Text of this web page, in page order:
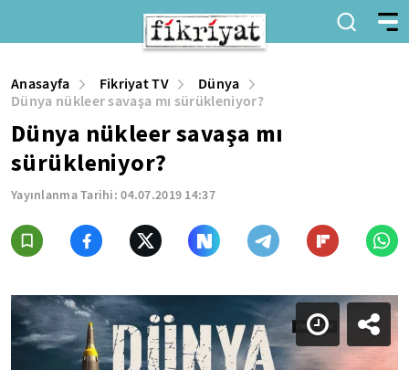
Anasayfa Fikriyat TV
Dünya
Dünya nükleer savaşa mı sürükleniyor?
Dünya nükleer savaşa mı
sürükleniyor?
Yayınlanma Tarihi:04.07.2019 14:37